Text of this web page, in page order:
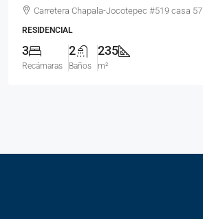
Carretera Chapala-Jocotepec #519 casa 57
RESIDENCIAL
3
Recámaras
2
Baños
235
m²